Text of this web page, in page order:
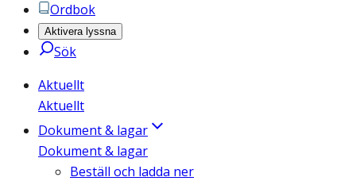
Ordbok
Aktivera lyssna
Sök
Aktuellt
Aktuellt
Dokument & lagar
Dokument & lagar
Beställ och ladda ner